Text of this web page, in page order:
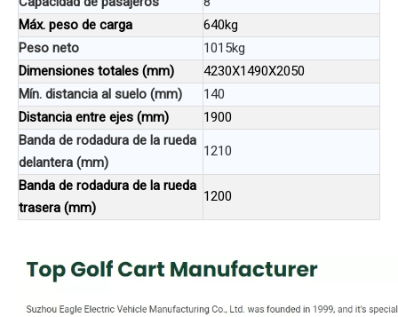
Máx. peso de carga
640kg
Peso neto
1015kg
Dimensiones totales (mm)
4230X1490X2050
Mín. distancia al suelo (mm)
140
Distancia entre ejes (mm)
1900
Banda de rodadura de la rueda
delantera (mm)
1210
Banda de rodadura de la rueda
trasera (mm)
1200